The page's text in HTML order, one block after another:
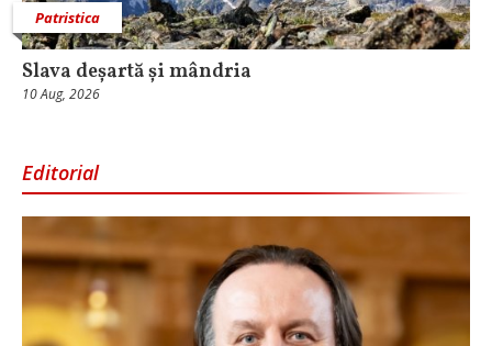
Patristica
Slava deșartă și mândria
10 Aug, 2026
Editorial